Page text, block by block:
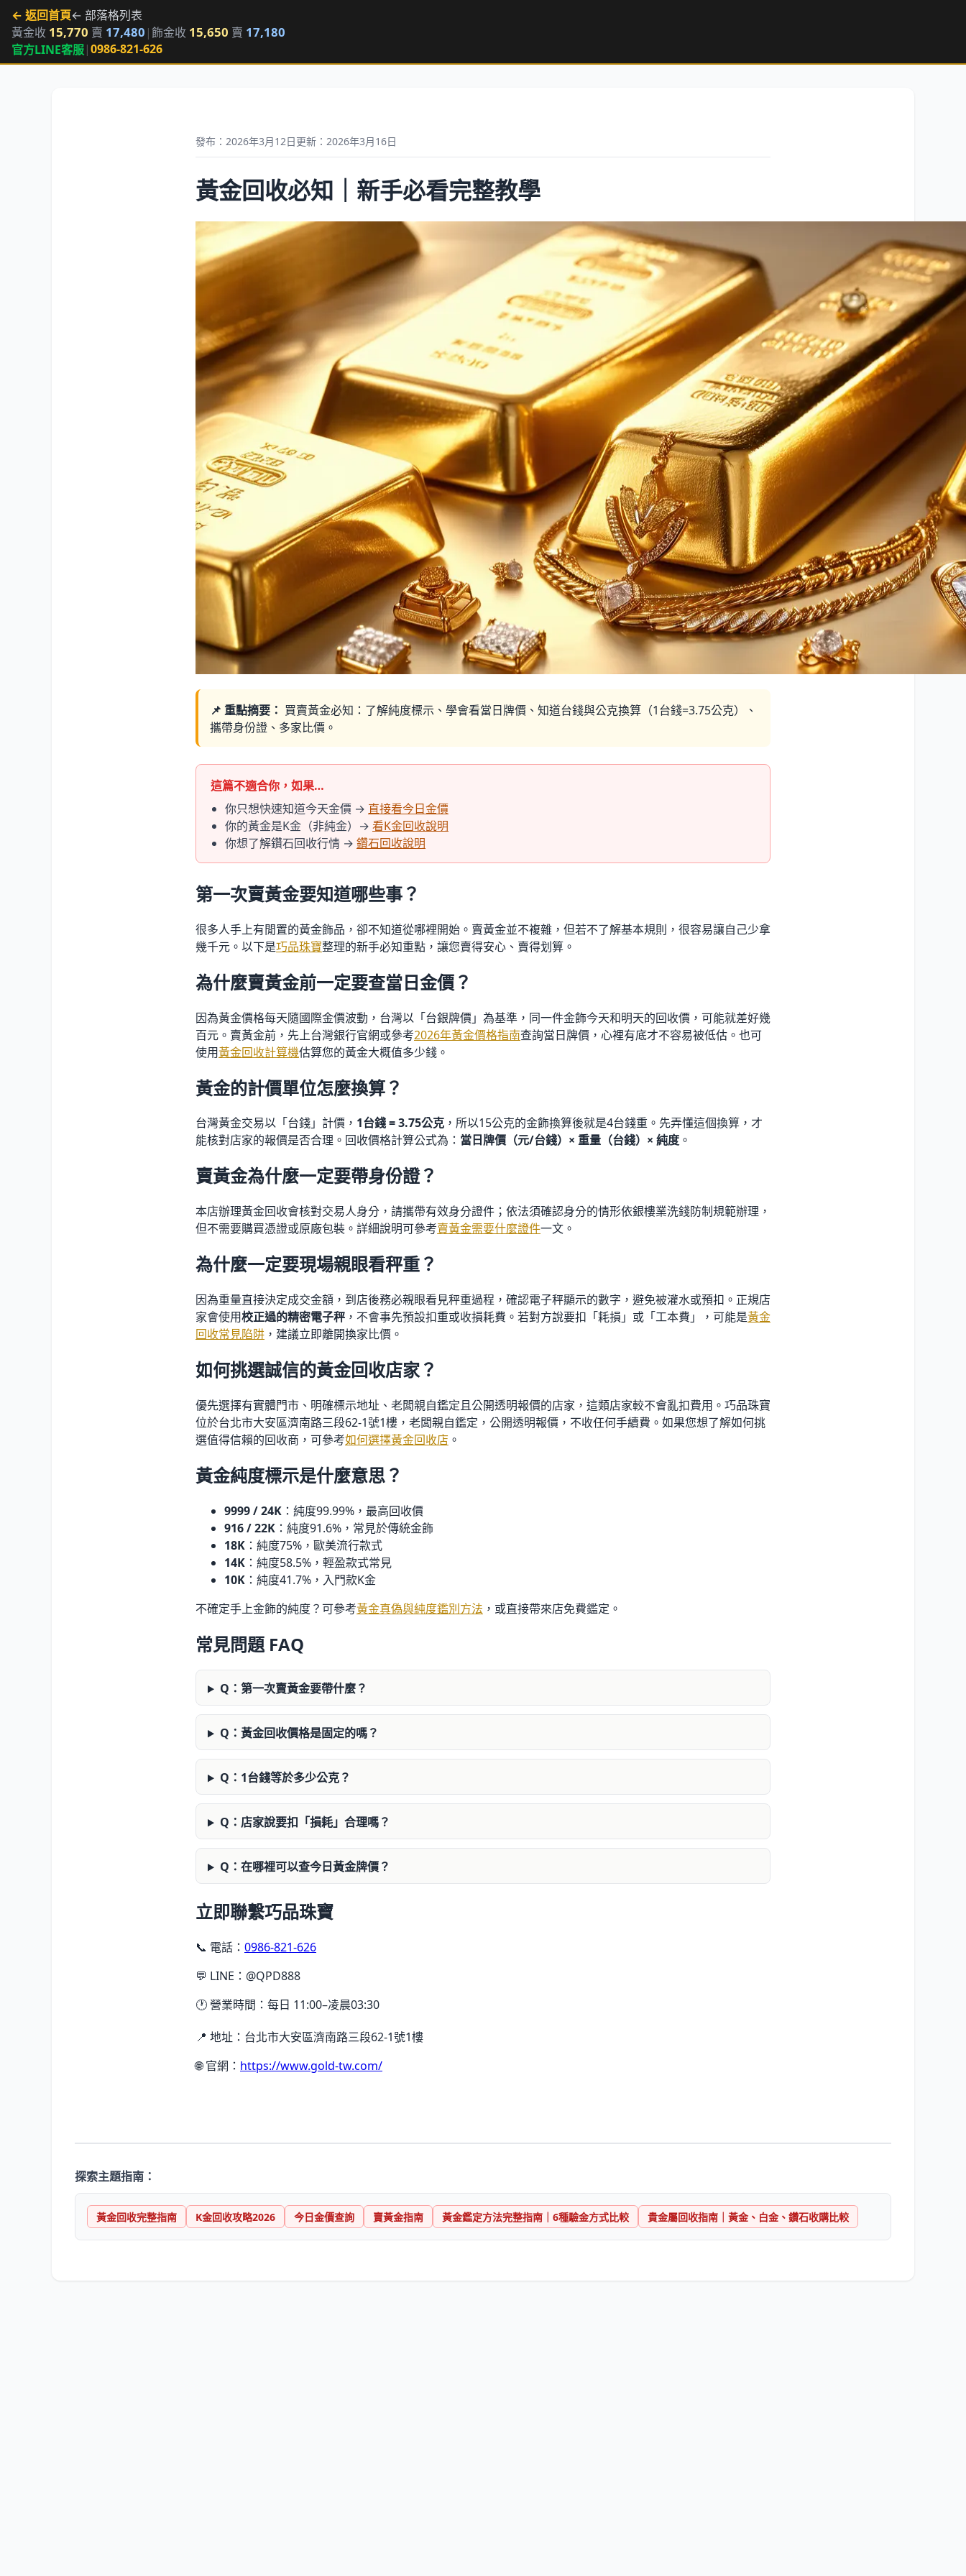
← 返回首頁← 部落格列表
黃金收 15,770 賣 17,480 |飾金收 15,650 賣 17,180
官方LINE客服|0986-821-626
發布：2026年3月12日更新：2026年3月16日
黃金回收必知｜新手必看完整教學
📌 重點摘要： 買賣黃金必知：了解純度標示、學會看當日牌價、知道台錢與公克換算（1台錢=3.75公克）、
攜帶身份證、多家比價。
這篇不適合你，如果…
你只想快速知道今天金價 → 直接看今日金價
你的黃金是K金（非純金）→ 看K金回收說明
你想了解鑽石回收行情 → 鑽石回收說明
第一次賣黃金要知道哪些事？
很多人手上有閒置的黃金飾品，卻不知道從哪裡開始。賣黃金並不複雜，但若不了解基本規則，很容易讓自己少拿
幾千元。以下是巧品珠寶整理的新手必知重點，讓您賣得安心、賣得划算。
為什麼賣黃金前一定要查當日金價？
因為黃金價格每天隨國際金價波動，台灣以「台銀牌價」為基準，同一件金飾今天和明天的回收價，可能就差好幾
百元。賣黃金前，先上台灣銀行官網或參考2026年黃金價格指南查詢當日牌價，心裡有底才不容易被低估。也可
使用黃金回收計算機估算您的黃金大概值多少錢。
黃金的計價單位怎麼換算？
台灣黃金交易以「台錢」計價， 1台錢 = 3.75公克 ，所以15公克的金飾換算後就是4台錢重。先弄懂這個換算，才
能核對店家的報價是否合理。回收價格計算公式為： 當日牌價（元/台錢）× 重量（台錢）× 純度。
賣黃金為什麼一定要帶身份證？
本店辦理黃金回收會核對交易人身分，請攜帶有效身分證件；依法須確認身分的情形依銀樓業洗錢防制規範辦理，
但不需要購買憑證或原廠包裝。詳細說明可參考賣黃金需要什麼證件一文。
為什麼一定要現場親眼看秤重？
因為重量直接決定成交金額，到店後務必親眼看見秤重過程，確認電子秤顯示的數字，避免被灌水或預扣。正規店
家會使用校正過的精密電子秤 ，不會事先預設扣重或收損耗費。若對方說要扣「耗損」或「工本費」，可能是黃金
回收常見陷阱 ，建議立即離開換家比價。
如何挑選誠信的黃金回收店家？
優先選擇有實體門市、明確標示地址、老闆親自鑑定且公開透明報價的店家，這類店家較不會亂扣費用。巧品珠寶
位於台北市大安區濟南路三段62-1號1樓，老闆親自鑑定，公開透明報價，不收任何手續費。如果您想了解如何挑
選值得信賴的回收商，可參考如何選擇黃金回收店 。
黃金純度標示是什麼意思？
9999 / 24K ：純度99.99%，最高回收價
916 / 22K ：純度91.6%，常見於傳統金飾
18K ：純度75%，歐美流行款式
14K ：純度58.5%，輕盈款式常見
10K ：純度41.7%，入門款K金
不確定手上金飾的純度？可參考黃金真偽與純度鑑別方法 ，或直接帶來店免費鑑定。
常見問題 FAQ
Q：第一次賣黃金要帶什麼？
Q：黃金回收價格是固定的嗎？
Q：1台錢等於多少公克？
Q：店家說要扣「損耗」合理嗎？
Q：在哪裡可以查今日黃金牌價？
立即聯繫巧品珠寶
📞 電話： 0986-821-626
💬 LINE：@QPD888
🕐 營業時間：每日 11:00–凌晨03:30
📍 地址：台北市大安區濟南路三段62-1號1樓
🌐 官網： https://www.gold-tw.com/
探索主題指南：
黃金回收完整指南 K金回收攻略2026 今日金價查詢 賣黃金指南 黃金鑑定方法完整指南｜6種驗金方式比較 貴金屬回收指南｜黃金、白金、鑽石收購比較